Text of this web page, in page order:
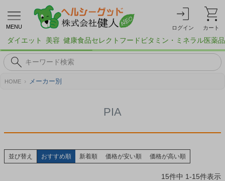
MENU ログイン カート
ダイエット 美容 健康食品セレクトフード ビタミン・ミネラル医薬品
HOME メーカー別
PIA
並び替え おすすめ順 新着順 価格が安い順 価格が高い順
15件中 1-15件表示